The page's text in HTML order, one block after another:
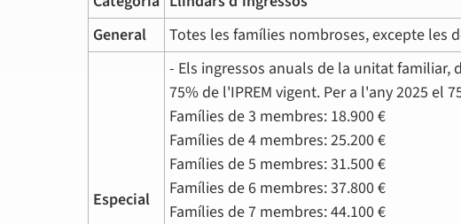
General
Totes les famílies nombroses, excepte les
Especial
- Els ingressos anuals de la unitat
75% de l'IPREM vigent. Per a l'any 2025 el
Famílies de 3 membres: 18.900 €
Famílies de 4 membres: 25.200 €
Famílies de 5 membres: 31.500 €
Famílies de 6 membres: 37.800 €
Famílies de 7 membres: 44.100 €